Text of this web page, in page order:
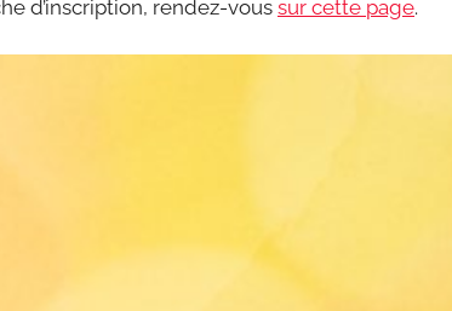
d’inscription, rendez-vous sur cette page.